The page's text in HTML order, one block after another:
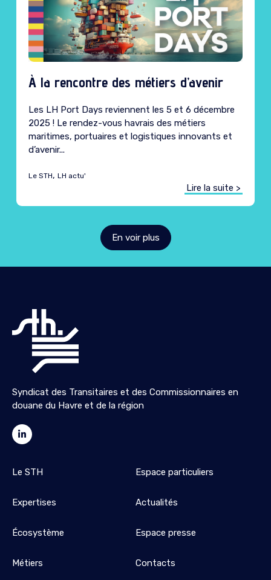
À la rencontre des métiers d’avenir
Les LH Port Days reviennent les 5 et 6 décembre
2025 ! Le rendez-vous havrais des métiers
maritimes, portuaires et logistiques innovants et
d’avenir...
Le STH, LH actu'
Lire la suite >
En voir plus
Syndicat des Transitaires et des Commissionnaires en
douane du Havre et de la région
Le STH
Expertises
Écosystème
Métiers
Espace particuliers
Actualités
Espace presse
Contacts